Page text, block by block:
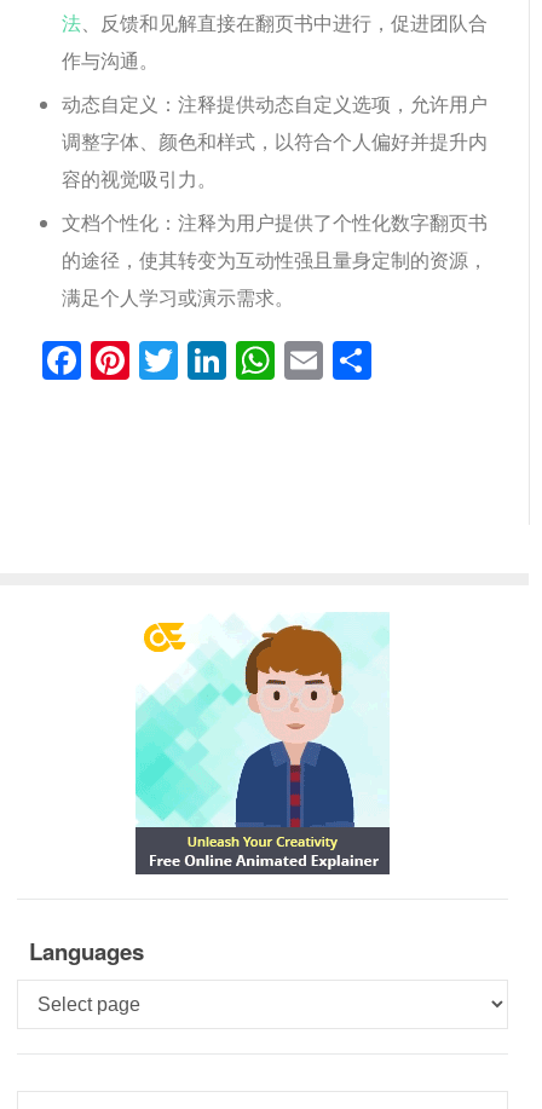
法、反馈和见解直接在翻页书中进行，促进团队合
作与沟通。
动态自定义：注释提供动态自定义选项，允许用户
调整字体、颜色和样式，以符合个人偏好并提升内
容的视觉吸引力。
文档个性化：注释为用户提供了个性化数字翻页书
的途径，使其转变为互动性强且量身定制的资源，
满足个人学习或演示需求。
Facebook
Pinterest
Twitter
LinkedIn
WhatsApp
Email
Languages
Languages